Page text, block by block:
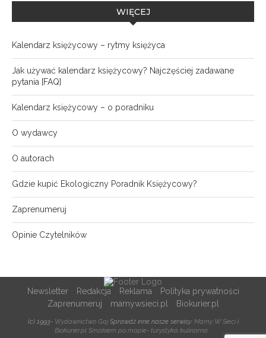
WIĘCEJ
Kalendarz księżycowy – rytmy księżyca
Jak używać kalendarz księżycowy? Najczęściej zadawane
pytania [FAQ]
Kalendarz księżycowy – o poradniku
O wydawcy
O autorach
Gdzie kupić Ekologiczny Poradnik Księżycowy?
Zaprenumeruj
Opinie Czytelników
Newsletter Redakcja Reklama
Polityka prywatności
Zaprenumeruj
mamywsieci.pl Biokurier.pl
(c) 1993- Wydawnictwo GajSprawdź inne nasze serwisy: Mamy W Siecii
Biokurier.pl Smakiem po mapie- turystyka kulinarna